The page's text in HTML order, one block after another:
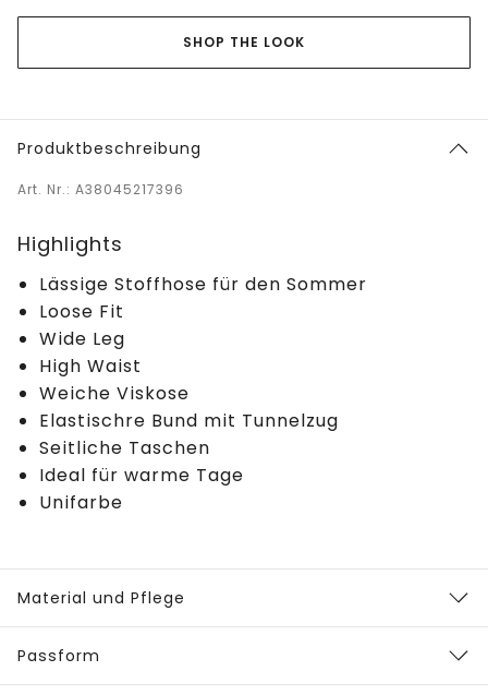
SHOP THE LOOK
Produktbeschreibung
Art. Nr.: A38045217396
Highlights
Lässige Stoffhose für den Sommer
Loose Fit
Wide Leg
High Waist
Weiche Viskose
Elastischre Bund mit Tunnelzug
Seitliche Taschen
Ideal für warme Tage
Unifarbe
Material und Pflege
Passform